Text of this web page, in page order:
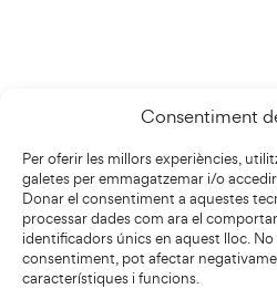
Consentiment
Per oferir les millors experiències,
galetes per emmagatzemar i/o
Donar el consentiment a aquestes
processar dades com ara el
identificadors únics en aquest lloc.
consentiment, pot afectar
característiques i funcions.